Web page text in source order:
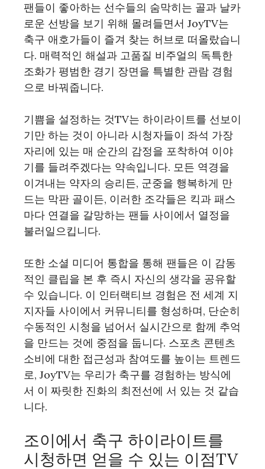
팬들이 좋아하는 선수들의 숨막히는 골과 날카
로운 선방을 보기 위해 몰려들면서 JoyTV는
축구 애호가들이 즐겨 찾는 허브로 떠올랐습니
다. 매력적인 해설과 고품질 비주얼의 독특한
조화가 평범한 경기 장면을 특별한 관람 경험
으로 바꿔줍니다.
기쁨을 설정하는 것TV는 하이라이트를 선보이
기만 하는 것이 아니라 시청자들이 좌석 가장
자리에 있는 매 순간의 감정을 포착하여 이야
기를 들려주겠다는 약속입니다. 모든 역경을
이겨내는 약자의 승리든, 군중을 행복하게 만
드는 막판 골이든, 이러한 조각들은 킥과 패스
마다 연결을 갈망하는 팬들 사이에서 열정을
불러일으킵니다.
또한 소셜 미디어 통합을 통해 팬들은 이 감동
적인 클립을 본 후 즉시 자신의 생각을 공유할
수 있습니다. 이 인터랙티브 경험은 전 세계 지
지자들 사이에서 커뮤니티를 형성하며, 단순히
수동적인 시청을 넘어서 실시간으로 함께 추억
을 만드는 것에 중점을 둡니다. 스포츠 콘텐츠
소비에 대한 접근성과 참여도를 높이는 트렌드
로, JoyTV는 우리가 축구를 경험하는 방식에
서 이 짜릿한 진화의 최전선에 서 있는 것 같습
니다.
조이에서 축구 하이라이트를
시청하면 얻을 수 있는 이점TV